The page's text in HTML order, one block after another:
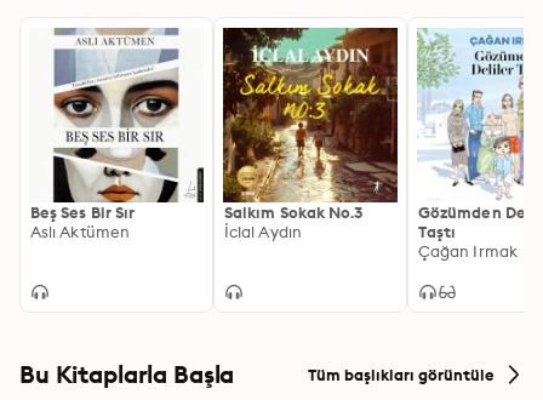
Beş Ses Bir Sır
Aslı Aktümen
Salkım Sokak No.3
İclal Aydın
Gözümden
Taştı
Çağan Irmak
Bu Kitaplarla Başla Tüm başlıkları görüntüle